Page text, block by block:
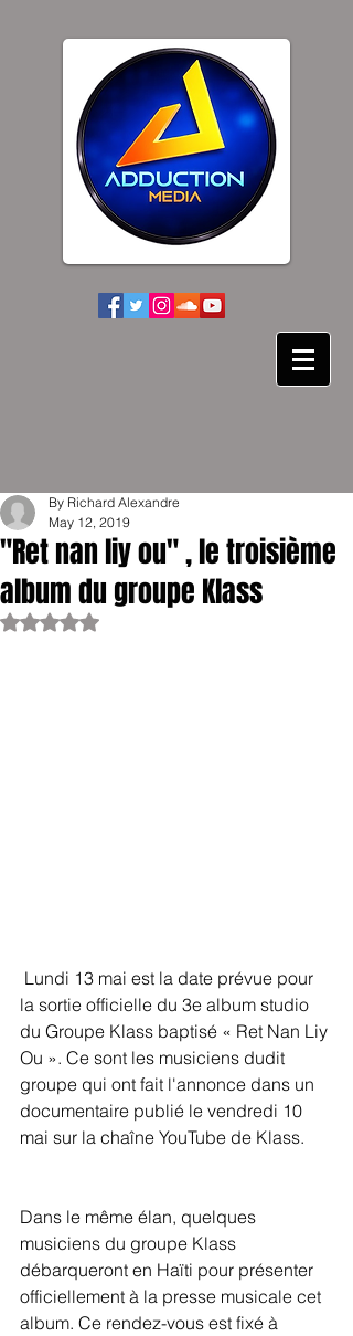
"Ret nan liy ou" , le troisième
album du groupe Klass
By Richard Alexandre
May 12, 2019
Rated NaN out of 5 stars.
la sortie officielle du 3e album studio
du Groupe Klass baptisé « Ret Nan Liy
Ou ». Ce sont les musiciens dudit
groupe qui ont fait l'annonce dans un
documentaire publié le vendredi 10
mai sur la chaîne YouTube de Klass.
Dans le même élan, quelques
musiciens du groupe Klass
débarqueront en Haïti pour présenter
officiellement à la presse musicale cet
album. Ce rendez-vous est fixé à